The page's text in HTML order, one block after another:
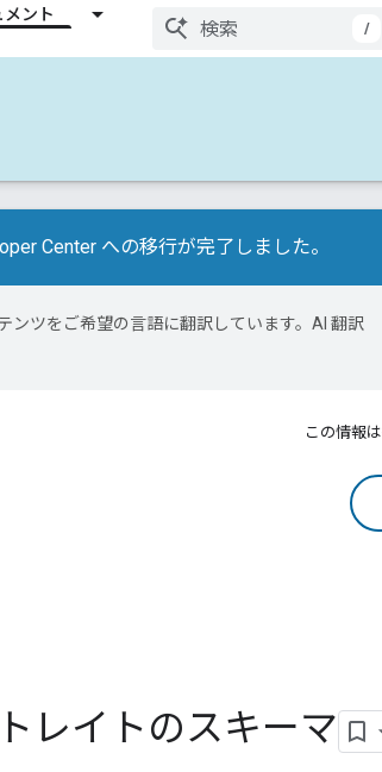
メント
/
Center への移行が完了しました。
ンツをご希望の言語に翻訳しています。AI 翻訳
この情報
レイトのスキーマ